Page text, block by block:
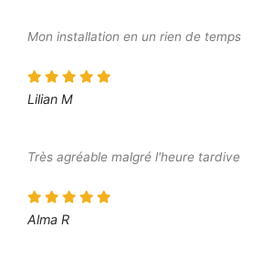
Mon installation en un rien de temps
Lilian M
Très agréable malgré l'heure tardive
Alma R